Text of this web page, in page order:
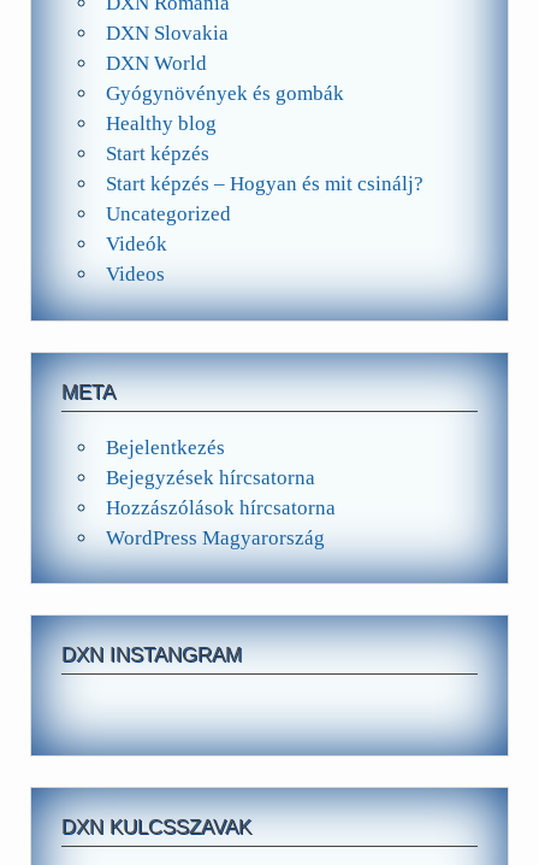
DXN Slovakia
DXN World
Gyógynövények és gombák
Healthy blog
Start képzés
Start képzés – Hogyan és mit csinálj?
Uncategorized
Videók
Videos
META
Bejelentkezés
Bejegyzések hírcsatorna
Hozzászólások hírcsatorna
WordPress Magyarország
DXN INSTANGRAM
DXN KULCSSZAVAK